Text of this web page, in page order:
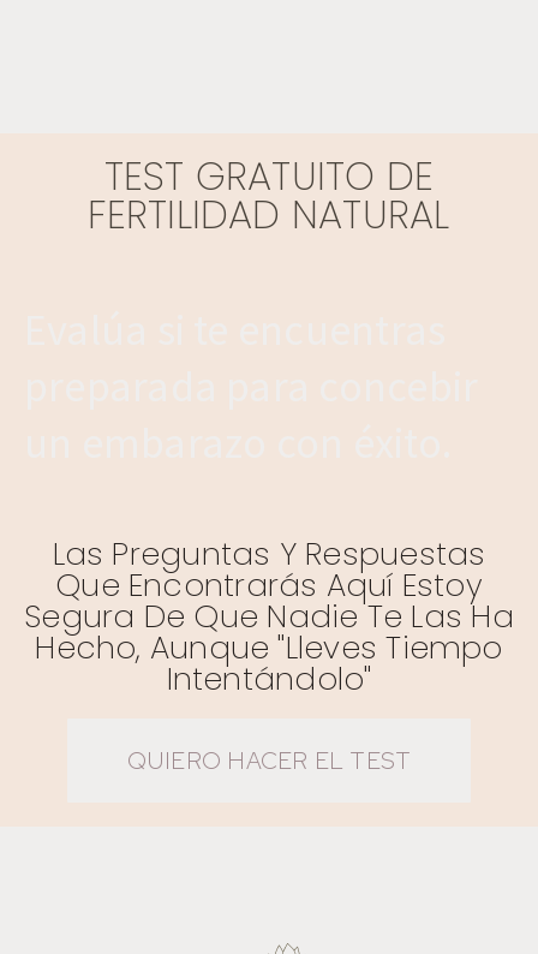
TEST GRATUITO DE
FERTILIDAD NATURAL
Las Preguntas Y Respuestas
Que Encontrarás Aquí Estoy
Segura De Que Nadie Te Las Ha
Hecho, Aunque "lleves Tiempo
Intentándolo"
QUIERO HACER EL TEST